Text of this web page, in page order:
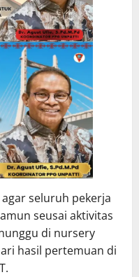
seluruh pekerja
seusai aktivitas
di nursery
hasil pertemuan di